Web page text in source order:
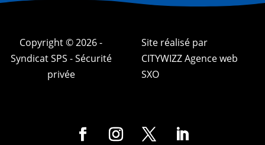
Copyright © 2026 -
Syndicat SPS - Sécurité
privée
Site réalisé par
CITYWIZZ Agence web
SXO